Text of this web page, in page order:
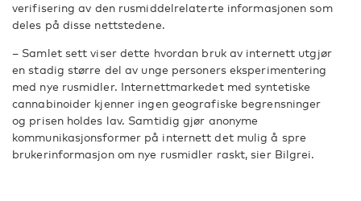
verifisering av den rusmiddelrelaterte informasjonen som
deles på disse nettstedene.
– Samlet sett viser dette hvordan bruk av internett utgjør
en stadig større del av unge personers eksperimentering
med nye rusmidler. Internettmarkedet med syntetiske
cannabinoider kjenner ingen geografiske begrensninger
og prisen holdes lav. Samtidig gjør anonyme
kommunikasjonsformer på internett det mulig å spre
brukerinformasjon om nye rusmidler raskt, sier Bilgrei.